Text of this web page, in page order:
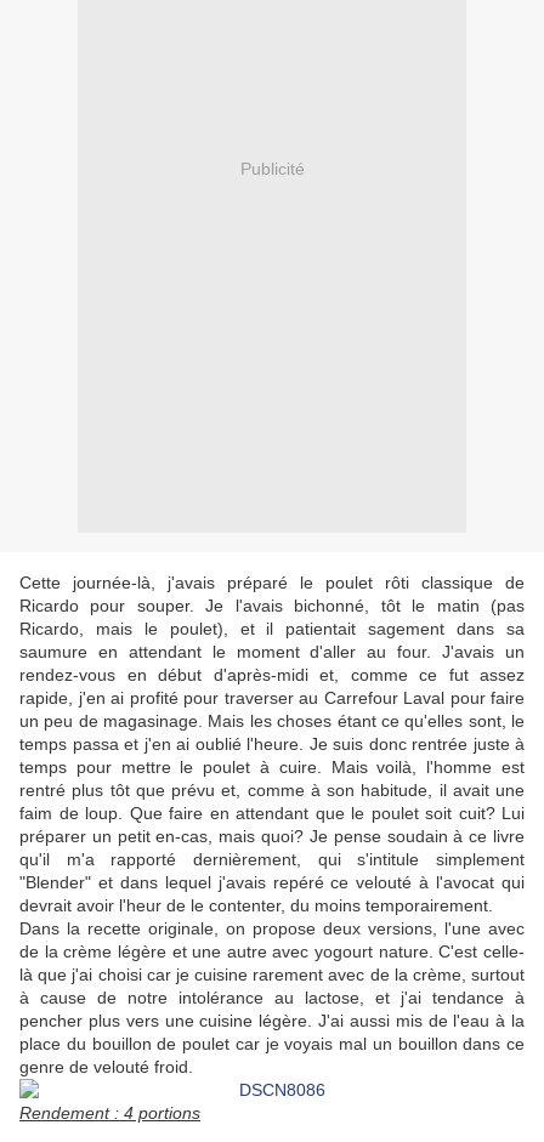
Publicité
Cette journée-là, j'avais préparé le poulet rôti classique de
Ricardo pour souper. Je l'avais bichonné, tôt le matin (pas
Ricardo, mais le poulet), et il patientait sagement dans sa
saumure en attendant le moment d'aller au four. J'avais un
rendez-vous en début d'après-midi et, comme ce fut assez
rapide, j'en ai profité pour traverser au Carrefour Laval pour faire
un peu de magasinage. Mais les choses étant ce qu'elles sont, le
temps passa et j'en ai oublié l'heure. Je suis donc rentrée juste à
temps pour mettre le poulet à cuire. Mais voilà, l'homme est
rentré plus tôt que prévu et, comme à son habitude, il avait une
faim de loup. Que faire en attendant que le poulet soit cuit? Lui
préparer un petit en-cas, mais quoi? Je pense soudain à ce livre
qu'il m'a rapporté dernièrement, qui s'intitule simplement
"Blender" et dans lequel j'avais repéré ce velouté à l'avocat qui
devrait avoir l'heur de le contenter, du moins temporairement.
Dans la recette originale, on propose deux versions, l'une avec
de la crème légère et une autre avec yogourt nature. C'est celle-
là que j'ai choisi car je cuisine rarement avec de la crème, surtout
à cause de notre intolérance au lactose, et j'ai tendance à
pencher plus vers une cuisine légère. J'ai aussi mis de l'eau à la
place du bouillon de poulet car je voyais mal un bouillon dans ce
genre de velouté froid.
Rendement : 4 portions